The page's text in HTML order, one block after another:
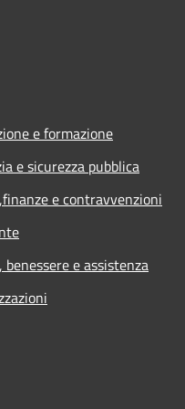
e formazione
e sicurezza pubblica
e contravvenzioni
benessere e assistenza